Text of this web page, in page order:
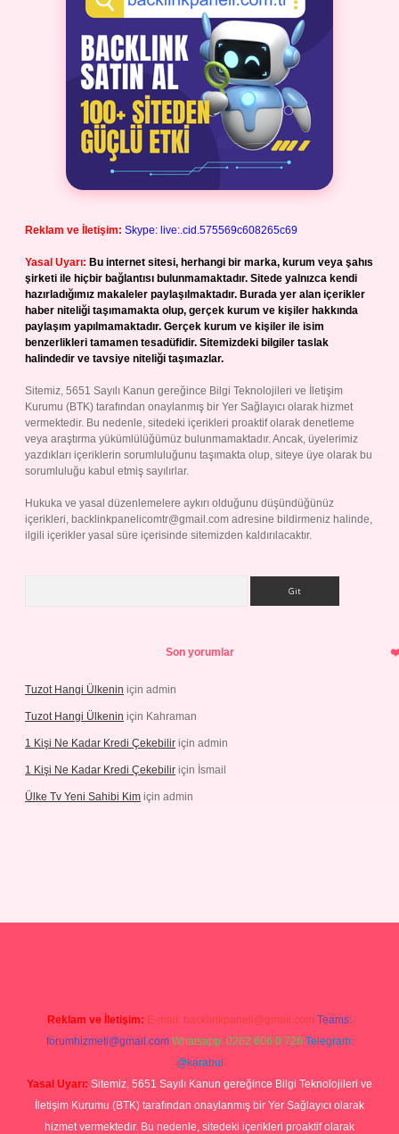
Reklam ve İletişim: Skype: live:.cid.575569c608265c69
Yasal Uyarı: Bu internet sitesi, herhangi bir marka, kurum veya şahıs
şirketi ile hiçbir bağlantısı bulunmamaktadır. Sitede yalnızca kendi
hazırladığımız makaleler paylaşılmaktadır. Burada yer alan içerikler
haber niteliği taşımamakta olup, gerçek kurum ve kişiler hakkında
paylaşım yapılmamaktadır. Gerçek kurum ve kişiler ile isim
benzerlikleri tamamen tesadüfidir. Sitemizdeki bilgiler taslak
halindedir ve tavsiye niteliği taşımazlar.
Sitemiz, 5651 Sayılı Kanun gereğince Bilgi Teknolojileri ve İletişim
Kurumu (BTK) tarafından onaylanmış bir Yer Sağlayıcı olarak hizmet
vermektedir. Bu nedenle, sitedeki içerikleri proaktif olarak denetleme
veya araştırma yükümlülüğümüz bulunmamaktadır. Ancak, üyelerimiz
yazdıkları içeriklerin sorumluluğunu taşımakta olup, siteye üye olarak bu
sorumluluğu kabul etmiş sayılırlar.
Hukuka ve yasal düzenlemelere aykırı olduğunu düşündüğünüz
içerikleri, backlinkpanelicomtr@gmail.com adresine bildirmeniz halinde,
ilgili içerikler yasal süre içerisinde sitemizden kaldırılacaktır.
Son yorumlar
Tuzot Hangi Ülkenin için admin
Tuzot Hangi Ülkenin için Kahraman
1 Kişi Ne Kadar Kredi Çekebilir için admin
1 Kişi Ne Kadar Kredi Çekebilir için İsmail
Ülke Tv Yeni Sahibi Kim için admin
Reklam ve İletişim: E-mail: backlinkpaneli@gmail.com Teams:
forumhizmeti@gmail.com Whatsapp: 0262 606 0 726 Telegram:
@karabul
Yasal Uyarı: Sitemiz, 5651 Sayılı Kanun gereğince Bilgi Teknolojileri ve
İletişim Kurumu (BTK) tarafından onaylanmış bir Yer Sağlayıcı olarak
hizmet vermektedir. Bu nedenle, sitedeki içerikleri proaktif olarak